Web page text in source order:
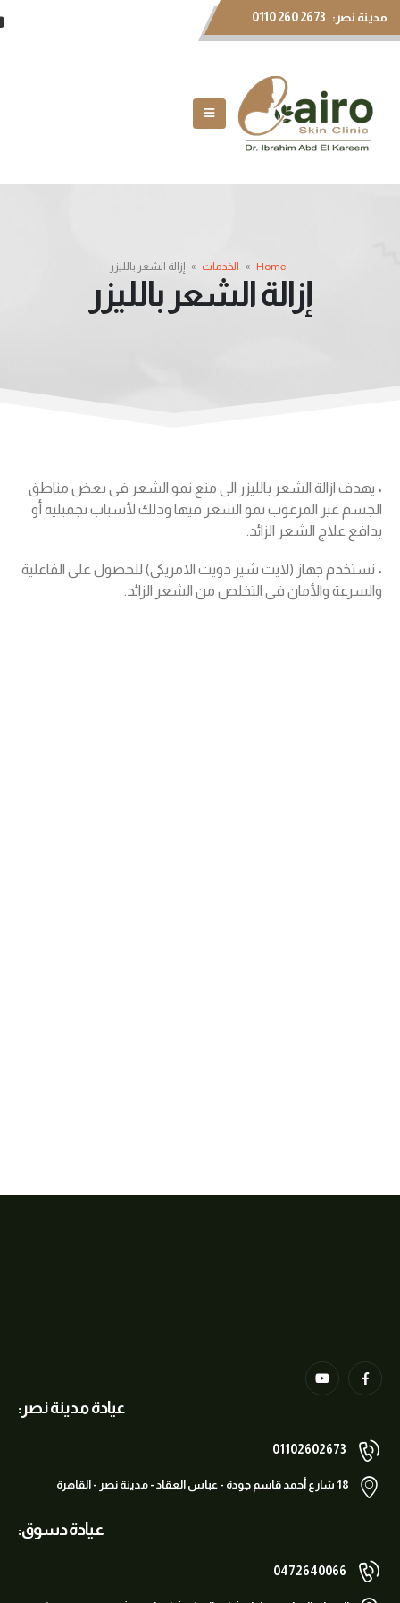
مدينة نصر: 0110 260 2673
Home
» الخدمات » إزالة الشعر بالليزر
إزالة الشعر بالليزر
• يهدف ازالة الشعر بالليزر الى منع نمو الشعر فى بعض مناطق
الجسم غير المرغوب نمو الشعر فيها وذلك لأسباب تجميلية أو
بدافع علاج الشعر الزائد.
• نستخدم جهاز (لايت شير دويت الامريكى) للحصول على الفاعلية
والسرعة والأمان فى التخلص من الشعر الزائد.
عيادة مدينة نصر:
01102602673
18 شارع أحمد قاسم جودة - عباس العقاد - مدينة نصر - القاهرة
عيادة دسوق:
0472640066